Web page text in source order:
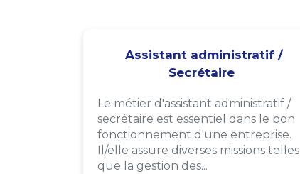
Assistant administratif /
Secrétaire
Le métier d'assistant administratif /
secrétaire est essentiel dans le bon
fonctionnement d'une entreprise.
Il/elle assure diverses missions telles
que la gestion des...